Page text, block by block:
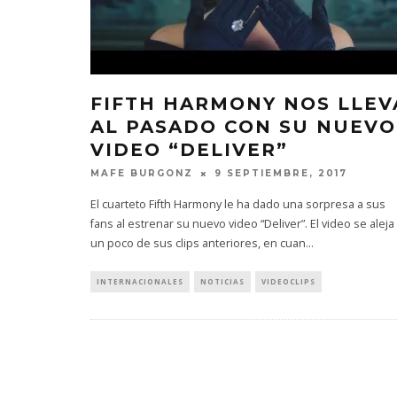
FIFTH HARMONY NOS
AL PASADO CON SU NUEVO
VIDEO “DELIVER”
MAFE BURGONZ 9 SEPTIEMBRE, 2017
El cuarteto Fifth Harmony le ha dado una sorpresa a sus
fans al estrenar su nuevo video “Deliver”. El video se aleja
un poco de sus clips anteriores, en cuan...
INTERNACIONALES NOTICIAS VIDEOCLIPS